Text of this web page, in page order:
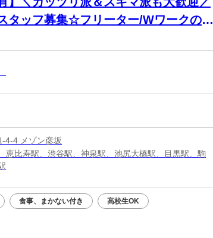
タッフ募集☆フリーター/Wワークの方
4-4 メゾン彦坂
恵比寿駅、渋谷駅、神泉駅、池尻大橋駅、目黒駅、駒
食事、まかない付き 高校生OK